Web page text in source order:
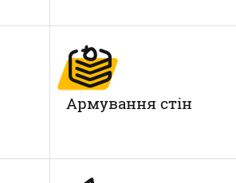
Армування стін